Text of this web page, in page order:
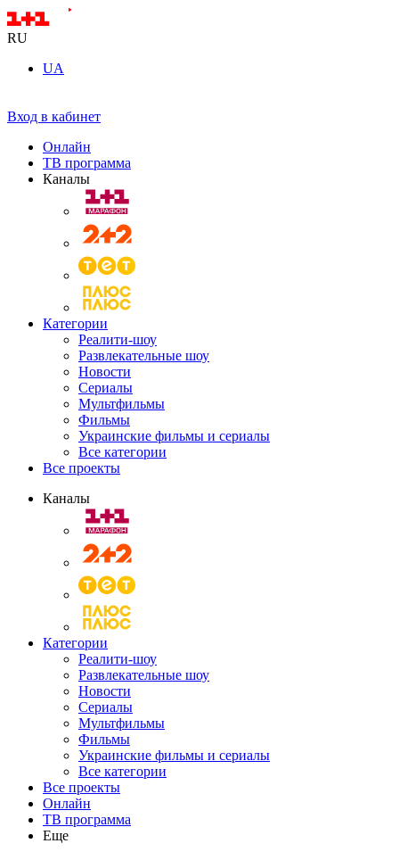
RU
UA
Вход в кабинет
Онлайн
ТВ программа
Каналы
Категории
Реалити-шоу
Развлекательные шоу
Новости
Сериалы
Мультфильмы
Фильмы
Украинские фильмы и сериалы
Все категории
Все проекты
Каналы
Категории
Реалити-шоу
Развлекательные шоу
Новости
Сериалы
Мультфильмы
Фильмы
Украинские фильмы и сериалы
Все категории
Все проекты
Онлайн
ТВ программа
Еще